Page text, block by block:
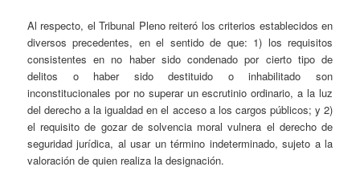
Al respecto, el Tribunal Pleno reiteró los criterios establecidos en
diversos precedentes, en el sentido de que: 1) los requisitos
consistentes en no haber sido condenado por cierto tipo de
delitos o haber sido destituido o inhabilitado son
inconstitucionales por no superar un escrutinio ordinario, a la luz
del derecho a la igualdad en el acceso a los cargos públicos; y 2)
el requisito de gozar de solvencia moral vulnera el derecho de
seguridad jurídica, al usar un término indeterminado, sujeto a la
valoración de quien realiza la designación.